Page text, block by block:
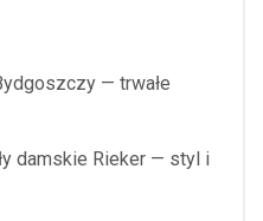
— trwałe
damskie Rieker — styl i